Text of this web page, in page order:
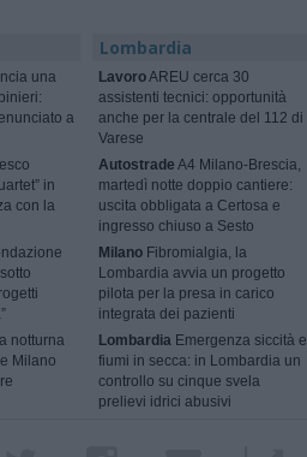
una
a
in
con la
notturna
Milano
Lombardia
LavoroAREU cerca 30
assistenti tecnici: opportunità
anche per la centrale del 112 di
Varese
Autostrade A4 Milano-Brescia,
martedì notte doppio cantiere:
uscita obbligata a Certosa e
ingresso chiuso a Sesto
Milano Fibromialgia, la
Lombardia avvia un progetto
pilota per la presa in carico
integrata dei pazienti
Lombardia Emergenza siccità e
fiumi in secca: in Lombardia un
controllo su cinque svela
prelievi idrici abusivi